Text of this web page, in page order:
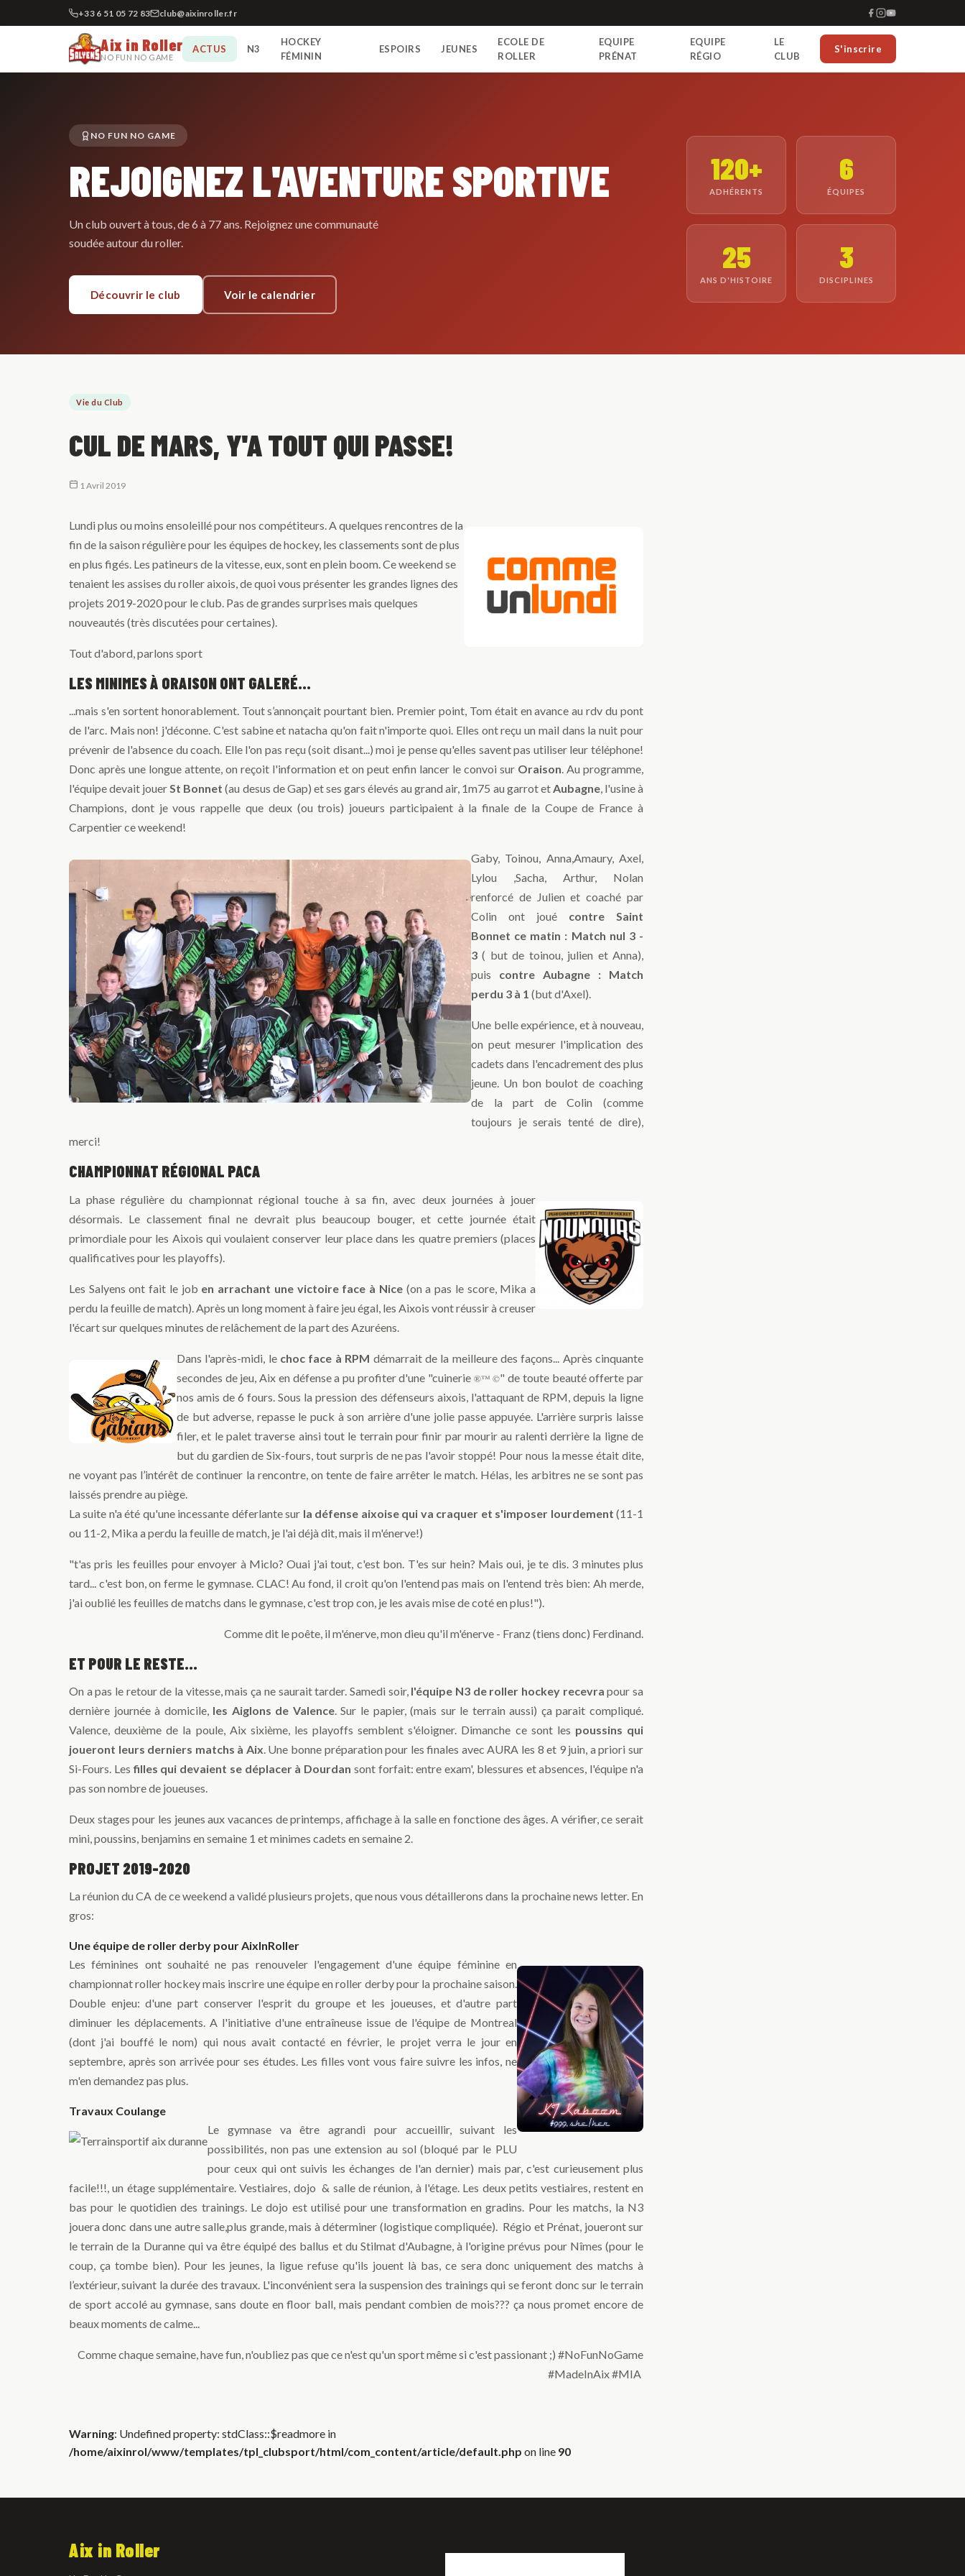
+33 6 51 05 72 83 club@aixinroller.fr
Aix in Roller
NO FUN NO GAME
ACTUS N3
HOCKEY
FÉMININ
ESPOIRS JEUNES
ECOLE DE
ROLLER
EQUIPE
PRÉNAT
EQUIPE
RÉGIO
LE
CLUB
S'inscrire
NO FUN NO GAME
REJOIGNEZ L'AVENTURE SPORTIVE
Un club ouvert à tous, de 6 à 77 ans. Rejoignez une communauté
soudée autour du roller.
Découvrir le club Voir le calendrier
120+
ADHÉRENTS
6
ÉQUIPES
25
ANS D'HISTOIRE
3
DISCIPLINES
Vie du Club
CUL DE MARS, Y'A TOUT QUI PASSE!
1 Avril 2019
Lundi plus ou moins ensoleillé pour nos compétiteurs. A quelques rencontres de la
fin de la saison régulière pour les équipes de hockey, les classements sont de plus
en plus figés. Les patineurs de la vitesse, eux, sont en plein boom. Ce weekend se
tenaient les assises du roller aixois, de quoi vous présenter les grandes lignes des
projets 2019-2020 pour le club. Pas de grandes surprises mais quelques
nouveautés (très discutées pour certaines).
Tout d'abord, parlons sport
LES MINIMES À ORAISON ONT GALERÉ...
...mais s'en sortent honorablement. Tout s’annonçait pourtant bien. Premier point, Tom était en avance au rdv du pont
de l'arc. Mais non! j'déconne. C'est sabine et natacha qu'on fait n'importe quoi. Elles ont reçu un mail dans la nuit pour
prévenir de l'absence du coach. Elle l'on pas reçu (soit disant...) moi je pense qu'elles savent pas utiliser leur téléphone!
Donc après une longue attente, on reçoit l'information et on peut enfin lancer le convoi sur Oraison. Au programme,
l'équipe devait jouerSt Bonnet (au desus de Gap) et ses gars élevés au grand air, 1m75 au garrot etAubagne, l'usine à
Champions, dont je vous rappelle que deux (ou trois) joueurs participaient à la finale de la Coupe de France à
Carpentier ce weekend!
Gaby, Toinou, Anna,Amaury, Axel,
Lylou ,Sacha, Arthur, Nolan
renforcé de Julien et coaché par
Colin ont joué contre Saint
Bonnet ce matin : Match nul 3 -
3 ( but de toinou, julien et Anna),
puis contre Aubagne : Match
perdu 3 à 1 (but d'Axel).
Une belle expérience, et à nouveau,
on peut mesurer l'implication des
cadets dans l'encadrement des plus
jeune. Un bon boulot de coaching
de la part de Colin (comme
toujours je serais tenté de dire),
merci!
CHAMPIONNAT RÉGIONAL PACA
La phase régulière du championnat régional touche à sa fin, avec deux journées à jouer
désormais. Le classement final ne devrait plus beaucoup bouger, et cette journée était
primordiale pour les Aixois qui voulaient conserver leur place dans les quatre premiers (places
qualificatives pour les playoffs).
Les Salyens ont fait le job en arrachant une victoire face à Nice(on a pas le score, Mika a
perdu la feuille de match). Après un long moment à faire jeu égal, les Aixois vont réussir à creuser
l'écart sur quelques minutes de relâchement de la part des Azuréens.
Dans l'après-midi, lechoc face à RPM démarrait de la meilleure des façons... Après cinquante
secondes de jeu, Aix en défense a pu profiter d'une "cuinerie ®™ ©" de toute beauté offerte par
nos amis de 6 fours. Sous la pression des défenseurs aixois, l'attaquant de RPM, depuis la ligne
de but adverse, repasse le puck à son arrière d'une jolie passe appuyée. L'arrière surpris laisse
filer, et le palet traverse ainsi tout le terrain pour finir par mourir au ralenti derrière la ligne de
but du gardien de Six-fours, tout surpris de ne pas l'avoir stoppé! Pour nous la messe était dite,
ne voyant pas l’intérêt de continuer la rencontre, on tente de faire arrêter le match. Hélas, les arbitres ne se sont pas
laissés prendre au piège.
La suite n'a été qu'une incessante déferlante sur la défense aixoise qui va craquer et s'imposer lourdement (11-1
ou 11-2, Mika a perdu la feuille de match, je l'ai déjà dit, mais il m'énerve!)
"t'as pris les feuilles pour envoyer à Miclo? Ouai j'ai tout, c'est bon. T'es sur hein? Mais oui, je te dis. 3 minutes plus
tard... c'est bon, on ferme le gymnase. CLAC! Au fond, il croit qu'on l'entend pas mais on l'entend très bien: Ah merde,
j'ai oublié les feuilles de matchs dans le gymnase, c'est trop con, je les avais mise de coté en plus!").
Comme dit le poête, il m'énerve, mon dieu qu'il m'énerve - Franz (tiens donc) Ferdinand.
ET POUR LE RESTE...
On a pas le retour de la vitesse, mais ça ne saurait tarder. Samedi soir, l'équipe N3 de roller hockey recevra pour sa
dernière journée à domicile, les Aiglons de Valence. Sur le papier, (mais sur le terrain aussi) ça parait compliqué.
Valence, deuxième de la poule, Aix sixième, les playoffs semblent s'éloigner. Dimanche ce sont les poussins qui
joueront leurs derniers matchs à Aix . Une bonne préparation pour les finales avec AURA les 8 et 9 juin, a priori sur
Si-Fours. Lesfilles qui devaient se déplacer à Dourdan sont forfait: entre exam', blessures et absences, l'équipe n'a
pas son nombre de joueuses.
Deux stages pour les jeunes aux vacances de printemps, affichage à la salle en fonctione des âges. A vérifier, ce serait
mini, poussins, benjamins en semaine 1 et minimes cadets en semaine 2.
PROJET 2019-2020
La réunion du CA de ce weekend a validé plusieurs projets, que nous vous détaillerons dans la prochaine news letter. En
gros:
Une équipe de roller derby pour AixInRoller
Les féminines ont souhaité ne pas renouveler l'engagement d'une équipe féminine en
championnat roller hockey mais inscrire une équipe en roller derby pour la prochaine saison.
Double enjeu: d'une part conserver l'esprit du groupe et les joueuses, et d'autre part
diminuer les déplacements. A l'initiative d'une entraîneuse issue de l'équipe de Montreal
(dont j'ai bouffé le nom) qui nous avait contacté en février, le projet verra le jour en
septembre, après son arrivée pour ses études. Les filles vont vous faire suivre les infos, ne
m'en demandez pas plus.
Travaux Coulange
Le gymnase va être agrandi pour accueillir, suivant les
possibilités, non pas une extension au sol (bloqué par le PLU
pour ceux qui ont suivis les échanges de l'an dernier) mais par, c'est curieusement plus
facile!!!, un étage supplémentaire. Vestiaires, dojo & salle de réunion, à l'étage. Les deux petits vestiaires, restent en
bas pour le quotidien des trainings. Le dojo est utilisé pour une transformation en gradins. Pour les matchs, la N3
jouera donc dans une autre salle,plus grande, mais à déterminer (logistique compliquée). Régio et Prénat, joueront sur
le terrain de la Duranne qui va être équipé des ballus et du Stilmat d'Aubagne, à l'origine prévus pour Nîmes (pour le
coup, ça tombe bien). Pour les jeunes, la ligue refuse qu'ils jouent là bas, ce sera donc uniquement des matchs à
l’extérieur, suivant la durée des travaux. L'inconvénient sera la suspension des trainings qui se feront donc sur le terrain
de sport accolé au gymnase, sans doute en floor ball, mais pendant combien de mois??? ça nous promet encore de
beaux moments de calme...
Comme chaque semaine, have fun, n'oubliez pas que ce n'est qu'un sport même si c'est passionant ;) #NoFunNoGame
#MadeInAix #MIA
Warning: Undefined property: stdClass::$readmore in
/home/aixinrol/www/templates/tpl_clubsport/html/com_content/article/default.php on line 90
Aix in Roller